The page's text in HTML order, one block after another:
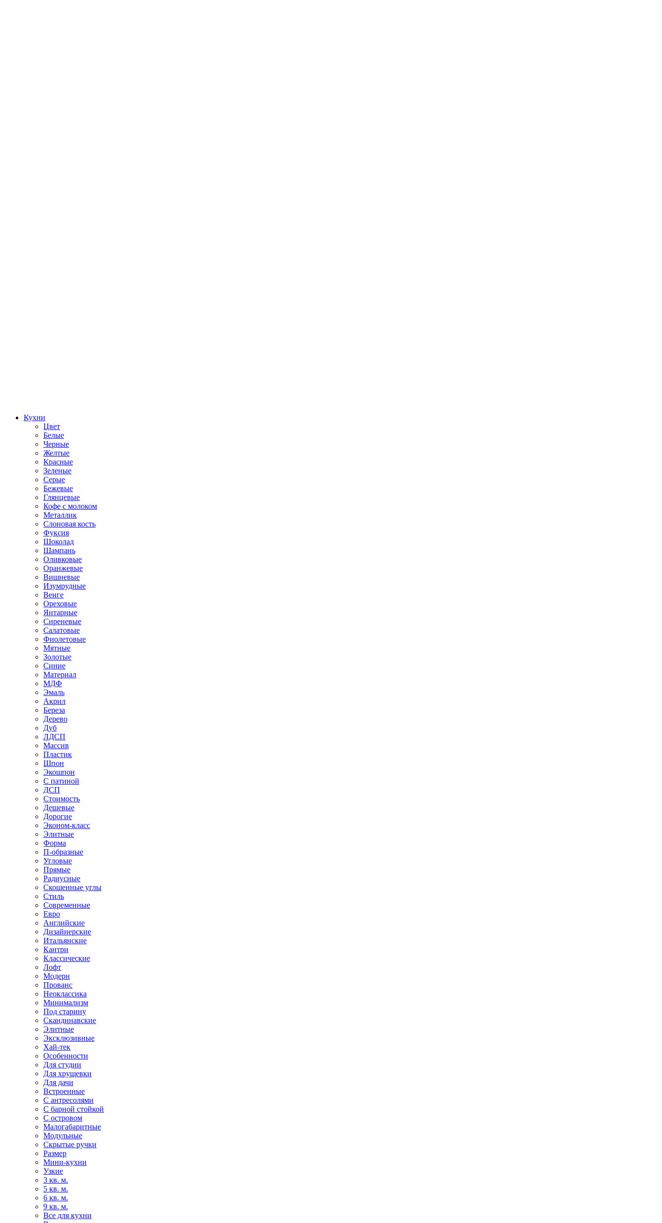
Кухни
Цвет
Белые
Черные
Желтые
Красные
Зеленые
Серые
Бежевые
Глянцевые
Кофе с молоком
Металлик
Слоновая кость
Фуксия
Шоколад
Шампань
Оливковые
Оранжевые
Вишневые
Изумрудные
Венге
Ореховые
Янтарные
Сиреневые
Салатовые
Фиолетовые
Мятные
Золотые
Синие
Материал
МДФ
Эмаль
Акрил
Береза
Дерево
Дуб
ЛДСП
Массив
Пластик
Шпон
Экошпон
С патиной
ДСП
Стоимость
Дешевые
Дорогие
Эконом-класс
Элитные
Форма
П-образные
Угловые
Прямые
Радиусные
Скошенные углы
Стиль
Современные
Евро
Английские
Дизайнерские
Итальянские
Кантри
Классические
Лофт
Модерн
Прованс
Неоклассика
Минимализм
Под старину
Скандинавские
Элитные
Эксклюзивные
Хай-тек
Особенности
Для студии
Для хрущевки
Для дачи
Встроенные
С антресолями
С барной стойкой
С островом
Малогабаритные
Модульные
Скрытые ручки
Размер
Мини-кухни
Узкие
3 кв. м.
5 кв. м.
6 кв. м.
9 кв. м.
Все для кухни